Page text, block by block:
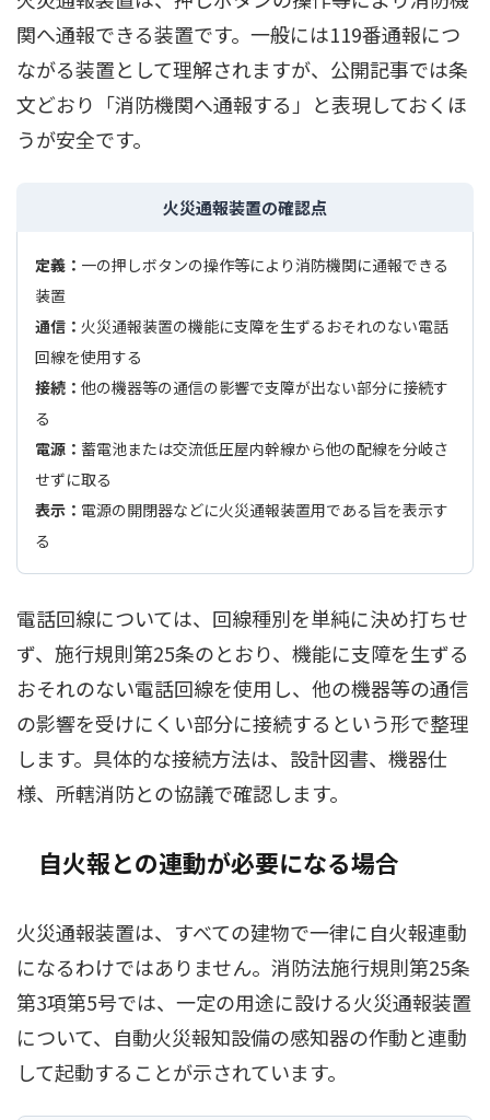
関へ通報できる装置です。一般には119番通報につ
ながる装置として理解されますが、公開記事では条
文どおり「消防機関へ通報する」と表現しておくほ
うが安全です。
火災通報装置の確認点
定義： 一の押しボタンの操作等により消防機関に通報できる
装置
通信： 火災通報装置の機能に支障を生ずるおそれのない電話
回線を使用する
接続： 他の機器等の通信の影響で支障が出ない部分に接続す
る
電源： 蓄電池または交流低圧屋内幹線から他の配線を分岐さ
せずに取る
表示： 電源の開閉器などに火災通報装置用である旨を表示す
る
電話回線については、回線種別を単純に決め打ちせ
ず、施行規則第25条のとおり、機能に支障を生ずる
おそれのない電話回線を使用し、他の機器等の通信
の影響を受けにくい部分に接続するという形で整理
します。具体的な接続方法は、設計図書、機器仕
様、所轄消防との協議で確認します。
自火報との連動が必要になる場合
火災通報装置は、すべての建物で一律に自火報連動
になるわけではありません。消防法施行規則第25条
第3項第5号では、一定の用途に設ける火災通報装置
について、自動火災報知設備の感知器の作動と連動
して起動することが示されています。